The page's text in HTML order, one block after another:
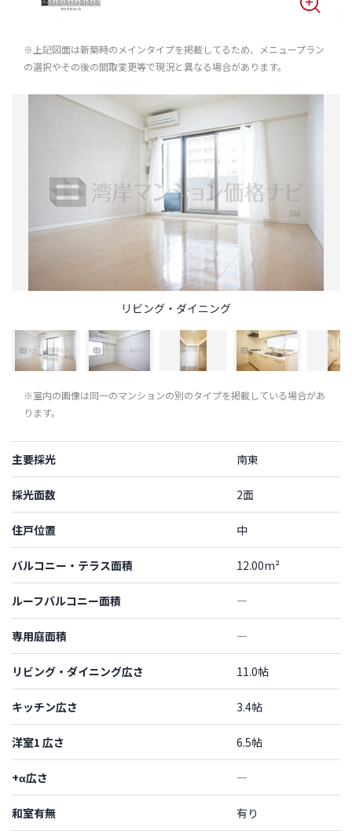
※上記図面は新築時のメインタイプを掲載してるため、メニュープラン
の選択やその後の間取変更等で現況と異なる場合があります。
リビング・ダイニング
※室内の画像は同一のマンションの別のタイプを掲載している場合があ
ります。
主要採光 南東
採光面数 2面
住戸位置 中
バルコニー・テラス面積 12.00m²
ルーフバルコニー面積 ―
専用庭面積 ―
リビング・ダイニング広さ 11.0帖
キッチン広さ 3.4帖
洋室1 広さ 6.5帖
+α広さ ―
和室有無 有り